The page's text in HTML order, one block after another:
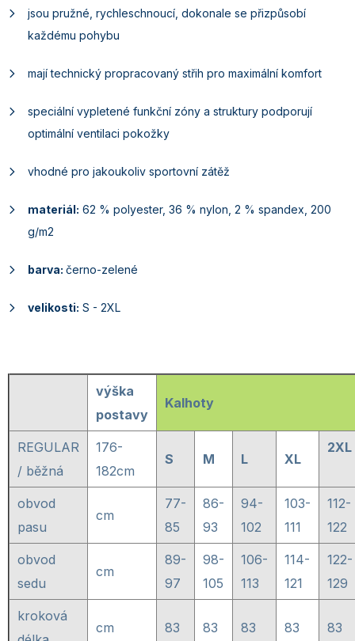
jsou pružné, rychleschnoucí, dokonale se přizpůsobí
každému pohybu
mají technický propracovaný střih pro maximální komfort
speciální vypletené funkční zóny a struktury podporují
optimální ventilaci pokožky
vhodné pro jakoukoliv sportovní zátěž
materiál: 62 % polyester, 36 % nylon, 2 % spandex, 200
g/m2
barva: černo-zelené
velikosti: S - 2XL
výška
postavy
Kalhoty
REGULAR
/ běžná
176-
182cm
S M L XL
2XL
obvod
pasu
cm
77-
85
86-
93
94-
102
103-
111
112-
122
obvod
sedu
cm
89-
97
98-
105
106-
113
114-
121
122-
129
kroková
cm 83 83 83 83 83